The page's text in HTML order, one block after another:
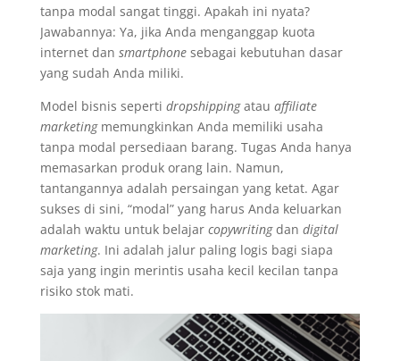
tanpa modal sangat tinggi. Apakah ini nyata?
Jawabannya: Ya, jika Anda menganggap kuota
internet dan smartphonesebagai kebutuhan dasar
yang sudah Anda miliki.
Model bisnis seperti dropshippingatau affiliate
marketingmemungkinkan Anda memiliki usaha
tanpa modal persediaan barang. Tugas Anda hanya
memasarkan produk orang lain. Namun,
tantangannya adalah persaingan yang ketat. Agar
sukses di sini, “modal” yang harus Anda keluarkan
adalah waktu untuk belajar copywritingdan digital
marketing. Ini adalah jalur paling logis bagi siapa
saja yang ingin merintis usaha kecil kecilan tanpa
risiko stok mati.